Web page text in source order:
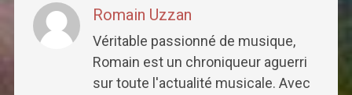
Romain Uzzan
Véritable passionné de musique,
Romain est un chroniqueur aguerri
sur toute l'actualité musicale. Avec